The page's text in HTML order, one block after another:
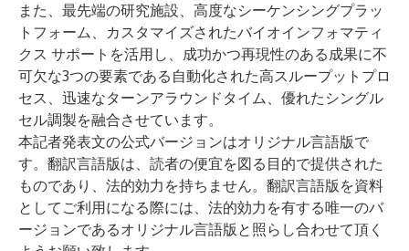
また、最先端の研究施設、高度なシーケンシングプラッ
トフォーム、カスタマイズされたバイオインフォマティ
クス サポートを活用し、成功かつ再現性のある成果に不
可欠な3つの要素である自動化された高スループットプロ
セス、迅速なターンアラウンドタイム、優れたシングル
セル調製を融合させています。
本記者発表文の公式バージョンはオリジナル言語版で
す。翻訳言語版は、読者の便宜を図る目的で提供された
ものであり、法的効力を持ちません。翻訳言語版を資料
としてご利用になる際には、法的効力を有する唯一のバ
ージョンであるオリジナル言語版と照らし合わせて頂く